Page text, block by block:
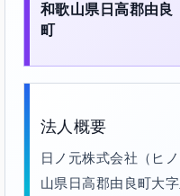
和歌山県日高郡由良
町
法人概要
日ノ元株式会社（ヒ
山県日高郡由良町大